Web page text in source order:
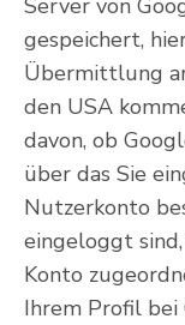
Server von
gespeichert,
Übermittlung
den USA
davon, ob
über das Sie
Nutzerkonto
eingeloggt
Konto
Ihrem Profil bei